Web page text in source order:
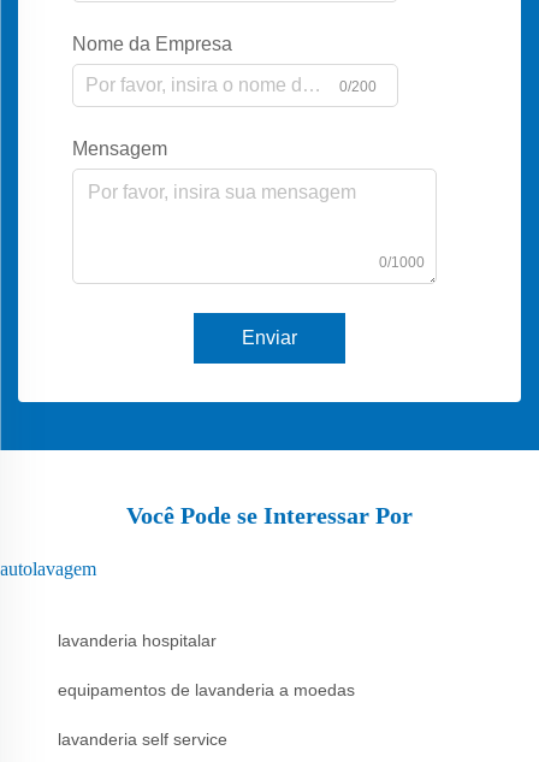
Nome da Empresa
0/200
Mensagem
0/1000
Enviar
Você Pode se Interessar Por
autolavagem
lavanderia hospitalar
equipamentos de lavanderia a moedas
lavanderia self service